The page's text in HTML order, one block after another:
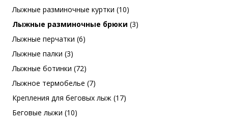
Лыжные разминочные куртки (10)
Лыжные разминочные брюки (3)
Лыжные перчатки (6)
Лыжные палки (3)
Лыжные ботинки (72)
Лыжное термобелье (7)
Крепления для беговых лыж (17)
Беговые лыжи (10)